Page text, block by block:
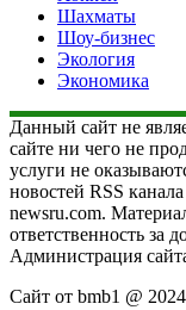
Шахматы
Шоу-бизнес
Экология
Экономика
Данный сайт не
сайте ни чего не
услуги не
новостей RSS
newsru.com.
ответственность за
Администрация
Сайт от bmb1 @ 2024